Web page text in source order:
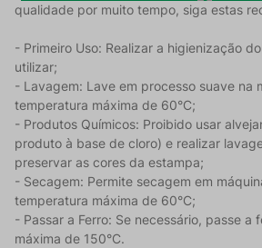
qualidade por muito tempo, siga estas
- Primeiro Uso: Realizar a higienização
utilizar;
- Lavagem: Lave em processo suave na
temperatura máxima de 60°C;
- Produtos Químicos: Proibido usar
produto à base de cloro) e realizar
preservar as cores da estampa;
- Secagem: Permite secagem em
temperatura máxima de 60°C;
- Passar a Ferro: Se necessário, passe a
máxima de 150°C.